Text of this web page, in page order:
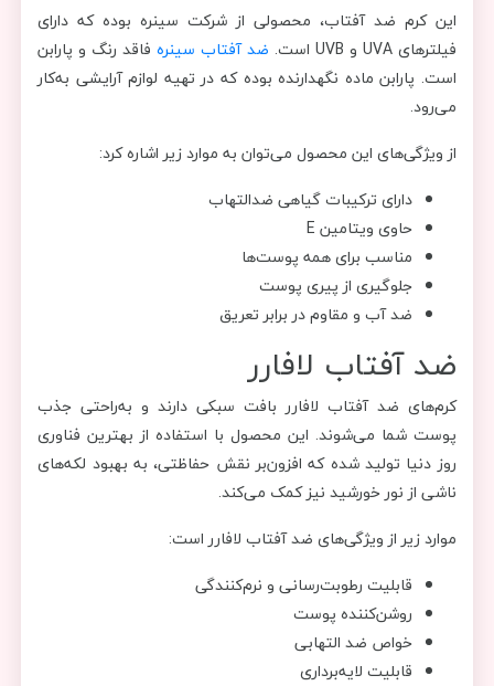
این کرم ضد آفتاب، محصولی از شرکت سینره بوده که دارای
فیلترهای UVA و UVB است.
ضد آفتاب سینرهفاقد رنگ و پارابن
است. پارابن ماده نگهدارنده بوده که در تهیه لوازم آرایشی به‌کار
می‌رود.
از ویژگی‌های این محصول می‌توان به موارد زیر اشاره کرد:
دارای ترکیبات گیاهی ضدالتهاب
حاوی ویتامین E
مناسب برای همه پوست‌ها
جلوگیری از پیری پوست
ضد آب و مقاوم در برابر تعریق
ضد آفتاب لافارر
کرم‌های ضد آفتاب لافارر بافت سبکی دارند و به‌راحتی جذب
پوست شما می‌شوند.‌ این محصول با استفاده از بهترین فناوری
روز دنیا تولید شده‌ که افزون‌بر نقش حفاظتی، به بهبود لکه‌های
ناشی از نور خورشید نیز کمک می‌کند.
موارد زیر از ویژگی‌های ضد آفتاب لافارر است:
قابلیت رطوبت‌رسانی و نرم‌کنندگی
روشن‌کننده پوست
خواص ضد التهابی
قابلیت لایه‌برداری